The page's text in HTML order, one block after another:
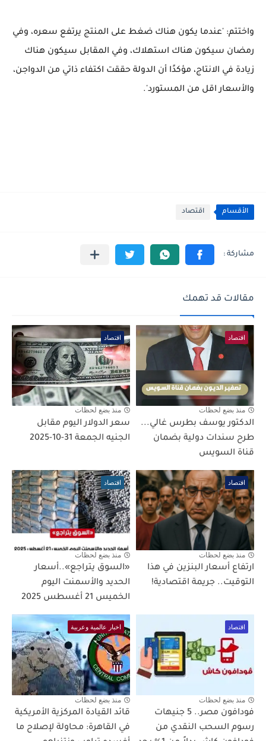
واختتم: 'عندما يكون هناك ضغط على المنتج يرتفع سعره، وفي
رمضان سيكون هناك استهلاك، وفي المقابل سيكون هناك
زيادة في الانتاج، مؤكدًا أن الدولة حققت اكتفاء ذاتي من الدواجن،
والأسعار اقل من المستورد'.
الأقسام اقتصاد
مقالات قد تهمك
اقتصاد
منذ بضع لحظات
الدكتور يوسف بطرس غالي...
طرح سندات دولية بضمان
قناة السويس
اقتصاد
منذ بضع لحظات
سعر الدولار اليوم مقابل
الجنيه الجمعة 31-10-2025
اقتصاد
منذ بضع لحظات
ارتفاع أسعار البنزين في هذا
التوقيت.. جريمة اقتصادية!
اقتصاد
منذ بضع لحظات
«السوق يتراجع»..أسعار
الحديد والأسمنت اليوم
الخميس 21 أغسطس 2025
اقتصاد
منذ بضع لحظات
فودافون مصر.. 5 جنيهات
رسوم السحب النقدي من
اخبار عالمية وعربية
منذ بضع لحظات
قائد القيادة المركزية الأمريكية
في القاهرة: محاولة لإصلاح ما